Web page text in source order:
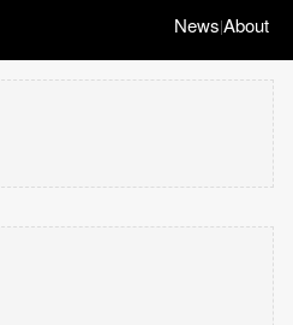
News|About